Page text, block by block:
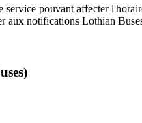
pouvant affecter
aux notifications Lothian